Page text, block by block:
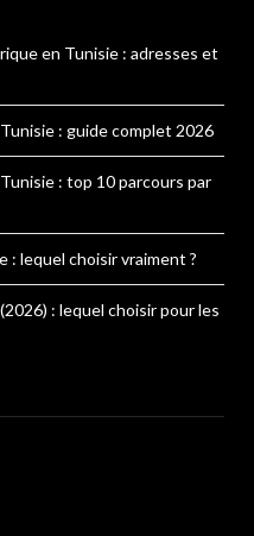
en Tunisie : adresses et
: guide complet 2026
: top 10 parcours par
: lequel choisir vraiment ?
: lequel choisir pour les